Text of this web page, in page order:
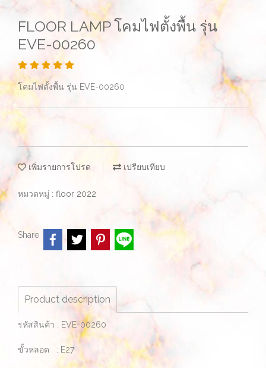
FLOOR LAMP โคมไฟตั้งพื้น รุ่น
EVE-00260
โคมไฟตั้งพื้น รุ่น EVE-00260
เพิ่มรายการโปรด เปรียบเทียบ
หมวดหมู่ : floor 2022
Share
Product description
รหัสสินค้า : EVE-00260
ขั้วหลอด : E27